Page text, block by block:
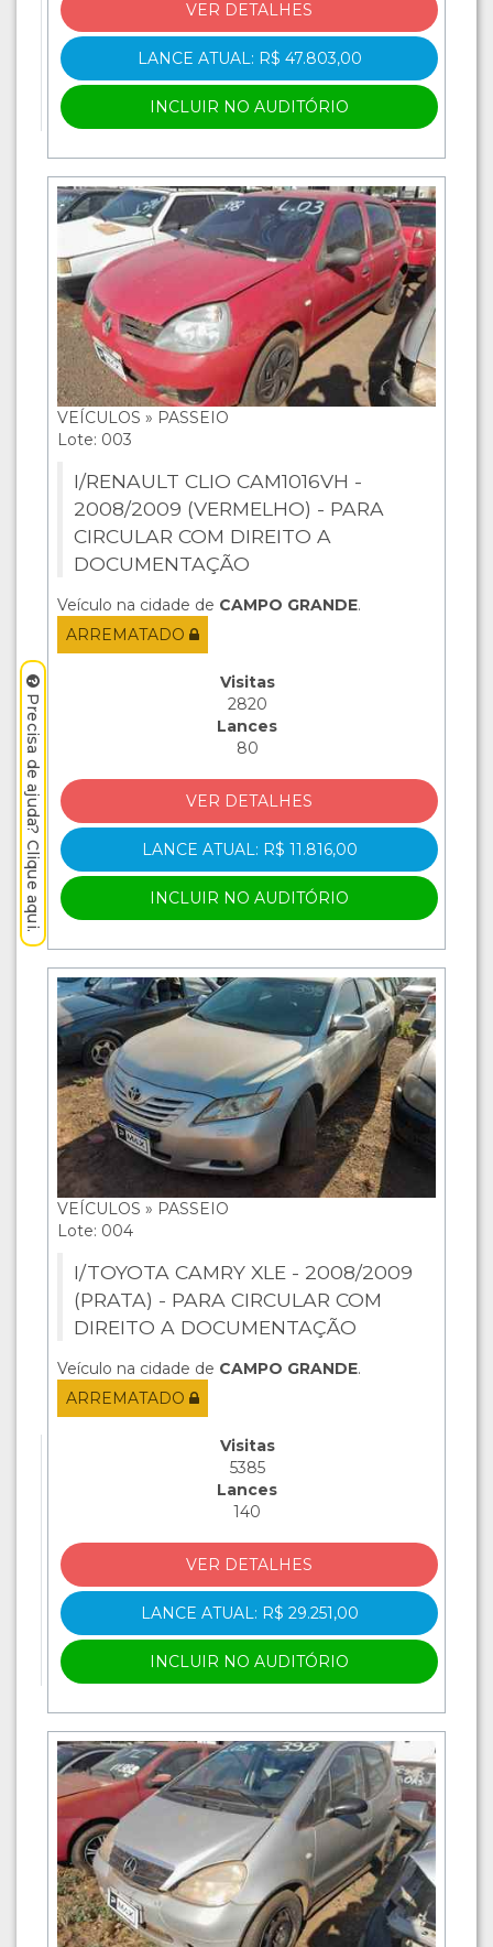
VER DETALHES
LANCE ATUAL: R$ 47.803,00
INCLUIR NO AUDITÓRIO
VEÍCULOS » PASSEIO
Lote: 003
I/RENAULT CLIO CAM1016VH -
2008/2009 (VERMELHO) - PARA
CIRCULAR COM DIREITO A
DOCUMENTAÇÃO
Veículo na cidade de CAMPO GRANDE.
ARREMATADO
Visitas
2820
Lances
80
VER DETALHES
LANCE ATUAL: R$ 11.816,00
INCLUIR NO AUDITÓRIO
VEÍCULOS » PASSEIO
Lote: 004
I/TOYOTA CAMRY XLE - 2008/2009
(PRATA) - PARA CIRCULAR COM
DIREITO A DOCUMENTAÇÃO
Veículo na cidade de CAMPO GRANDE.
ARREMATADO
Visitas
5385
Lances
140
VER DETALHES
LANCE ATUAL: R$ 29.251,00
INCLUIR NO AUDITÓRIO
Precisa de ajuda? Clique aqui.